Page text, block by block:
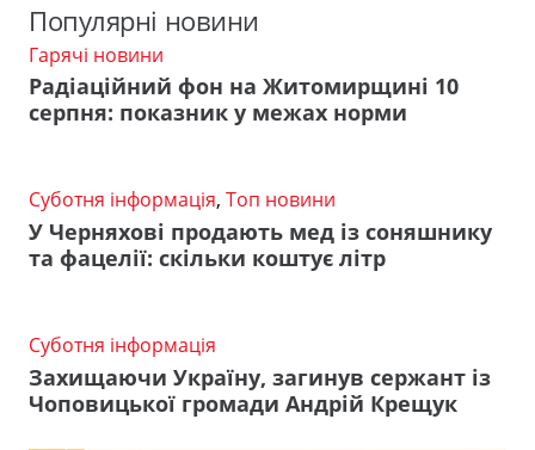
Популярні новини
Гарячі новини
Радіаційний фон на Житомирщині 10
серпня: показник у межах норми
Суботня інформація, Топ новини
У Черняхові продають мед із соняшнику
та фацелії: скільки коштує літр
Суботня інформація
Захищаючи Україну, загинув сержант із
Чоповицької громади Андрій Крещук